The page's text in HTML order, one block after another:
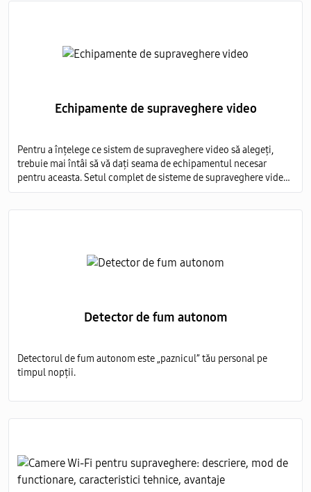
Echipamente de supraveghere video
Pentru a înțelege ce sistem de supraveghere video să alegeți,
trebuie mai întâi să vă dați seama de echipamentul necesar
pentru aceasta. Setul complet de sisteme de supraveghere video
include mai multe elemente obligatorii:
Detector de fum autonom
Detectorul de fum autonom este „paznicul” tău personal pe
timpul nopții.